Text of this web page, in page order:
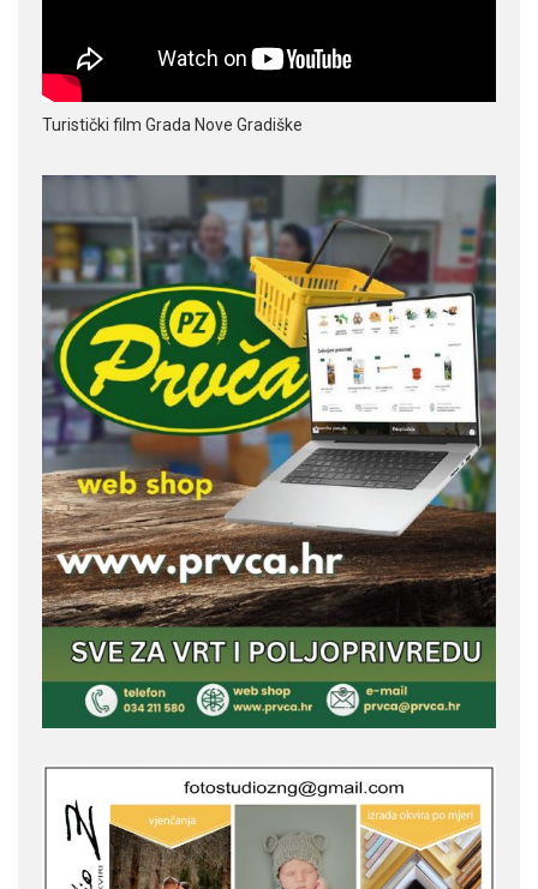
Turistički film Grada Nove Gradiške